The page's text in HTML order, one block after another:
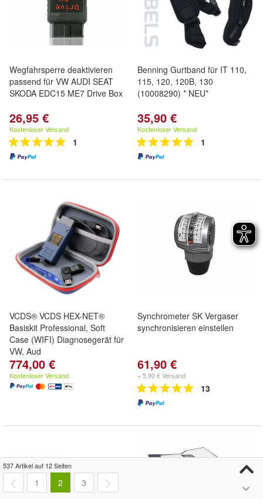
Wegfahrsperre deaktivieren
passend für VW AUDI SEAT
SKODA EDC15 ME7 Drive Box
26,95 €
Kostenloser Versand
1
Benning Gurtband für IT 110,
115, 120, 120B, 130
(10008290) * NEU*
35,90 €
Kostenloser Versand
1
VCDS® VCDS HEX-NET®
Basiskit Professional, Soft
Case (WIFI) Diagnosegerät für
VW, Aud
774,00 €
Kostenloser Versand
Synchrometer SK Vergaser
synchronisieren einstellen
61,90 €
+ 5,90 € Versand
13
537 Artikel auf 12 Seiten
1 2 3